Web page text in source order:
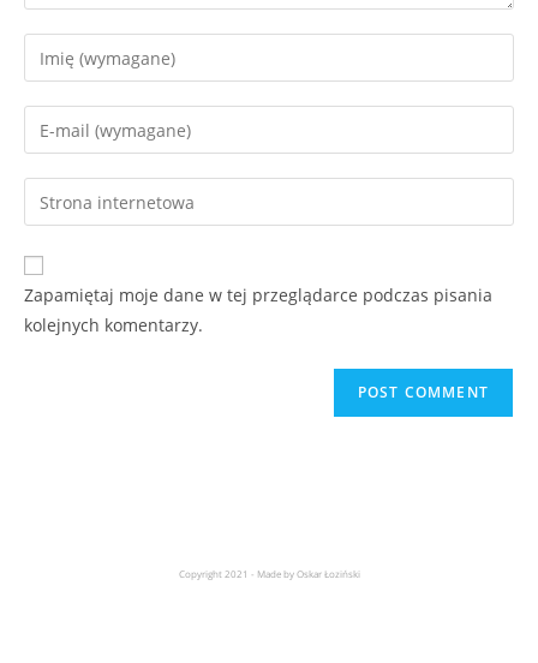
Zapamiętaj moje dane w tej przeglądarce podczas pisania
kolejnych komentarzy.
Copyright 2021 - Made by Oskar Łoziński